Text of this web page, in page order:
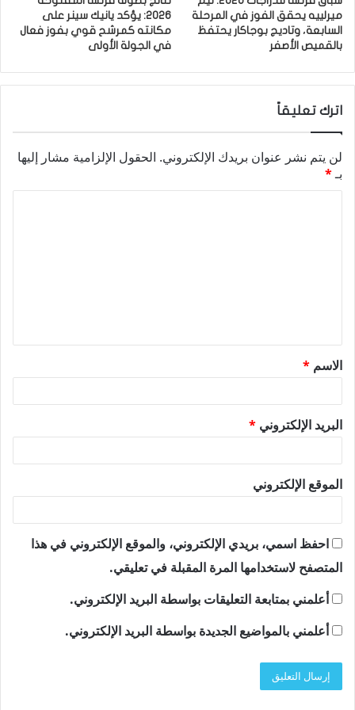
ميرلييه يحقق الفوز في المرحلة
السابعة، وتاديج بوجاكار يحتفظ
بالقميص الأصفر
2026: يؤكد يانيك سينر على
مكانته كمرشح قوي بفوز فعال
في الجولة الأولى
اترك تعليقاً
لن يتم نشر عنوان بريدك الإلكتروني. الحقول الإلزامية مشار إليها
بـ*
ق
*
الاسم *
البريد الإلكتروني *
الموقع الإلكتروني
احفظ اسمي، بريدي الإلكتروني، والموقع الإلكتروني في هذا
المتصفح لاستخدامها المرة المقبلة في تعليقي.
أعلمني بمتابعة التعليقات بواسطة البريد الإلكتروني.
أعلمني بالمواضيع الجديدة بواسطة البريد الإلكتروني.